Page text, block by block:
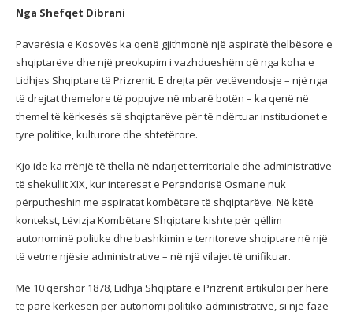
Nga Shefqet Dibrani
Pavarësia e Kosovës ka qenë gjithmonë një aspiratë thelbësore e
shqiptarëve dhe një preokupim i vazhdueshëm që nga koha e
Lidhjes Shqiptare të Prizrenit. E drejta për vetëvendosje – një nga
të drejtat themelore të popujve në mbarë botën – ka qenë në
themel të kërkesës së shqiptarëve për të ndërtuar institucionet e
tyre politike, kulturore dhe shtetërore.
Kjo ide ka rrënjë të thella në ndarjet territoriale dhe administrative
të shekullit XIX, kur interesat e Perandorisë Osmane nuk
përputheshin me aspiratat kombëtare të shqiptarëve. Në këtë
kontekst, Lëvizja Kombëtare Shqiptare kishte për qëllim
autonominë politike dhe bashkimin e territoreve shqiptare në një
të vetme njësie administrative – në një vilajet të unifikuar.
Më 10 qershor 1878, Lidhja Shqiptare e Prizrenit artikuloi për herë
të parë kërkesën për autonomi politiko-administrative, si një fazë